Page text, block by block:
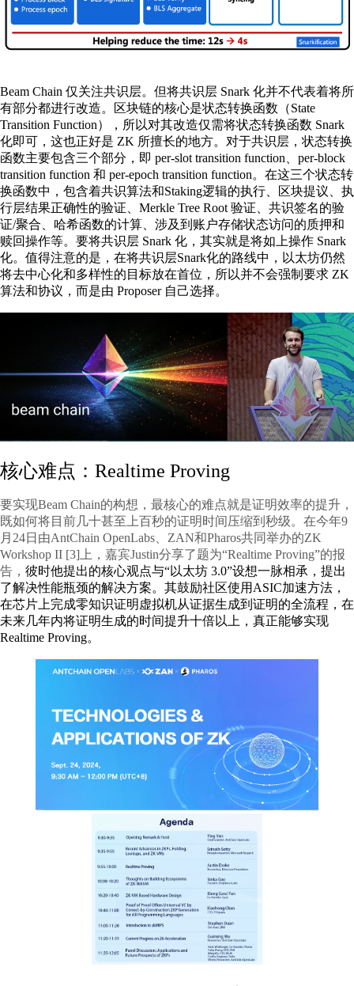
Beam Chain 仅关注共识层。但将共识层 Snark 化并不代表着将所
有部分都进行改造。区块链的核心是状态转换函数（State
Transition Function），所以对其改造仅需将状态转换函数 Snark
化即可，这也正好是 ZK 所擅长的地方。对于共识层，状态转换
函数主要包含三个部分，即 per-slot transition function、per-block
transition function 和 per-epoch transition function。在这三个状态转
换函数中，包含着共识算法和Staking逻辑的执行、区块提议、执
行层结果正确性的验证、Merkle Tree Root 验证、共识签名的验
证/聚合、哈希函数的计算、涉及到账户存储状态访问的质押和
赎回操作等。要将共识层 Snark 化，其实就是将如上操作 Snark
化。值得注意的是，在将共识层Snark化的路线中，以太坊仍然
将去中心化和多样性的目标放在首位，所以并不会强制要求 ZK
算法和协议，而是由 Proposer 自己选择。
核心难点：Realtime Proving
要实现Beam Chain的构想，最核心的难点就是证明效率的提升，
既如何将目前几十甚至上百秒的证明时间压缩到秒级。在今年9
月24日由AntChain OpenLabs、ZAN和Pharos共同举办的ZK
Workshop II [3]上，嘉宾Justin分享了题为“Realtime Proving”的报
告， 彼时他提出的核心观点与“以太坊 3.0”设想一脉相承，提出
了解决性能瓶颈的解决方案。其鼓励社区使用ASIC加速方法，
在芯片上完成零知识证明虚拟机从证据生成到证明的全流程，在
未来几年内将证明生成的时间提升十倍以上，真正能够实现
Realtime Proving。